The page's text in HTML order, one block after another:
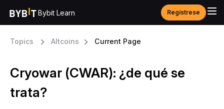
Bybit Learn Regístrese
Topics Altcoins Current Page
Cryowar (CWAR): ¿de qué se
trata?